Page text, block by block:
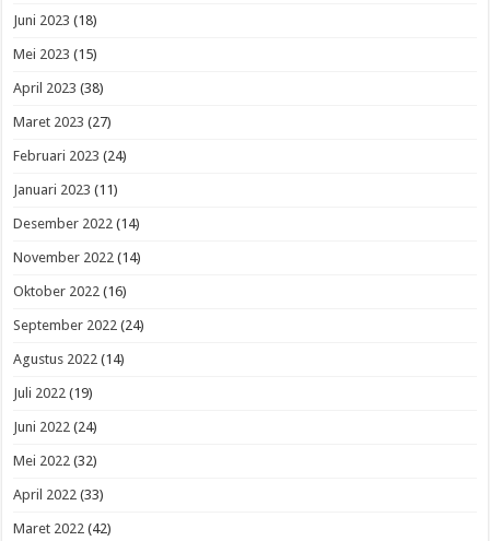
Juni 2023 (18)
Mei 2023 (15)
April 2023 (38)
Maret 2023 (27)
Februari 2023 (24)
Januari 2023 (11)
Desember 2022 (14)
November 2022 (14)
Oktober 2022 (16)
September 2022 (24)
Agustus 2022 (14)
Juli 2022 (19)
Juni 2022 (24)
Mei 2022 (32)
April 2022 (33)
Maret 2022 (42)